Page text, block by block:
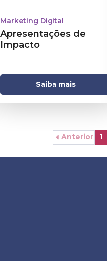
Marketing Digital
Apresentações de
Impacto
Saiba mais
Anterior 1